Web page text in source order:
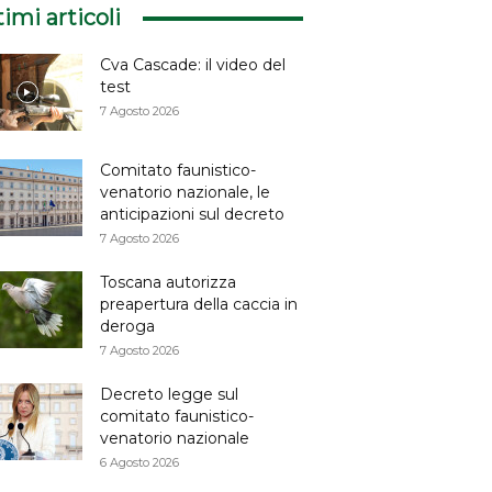
articoli
Cva Cascade: il video del
test
7 Agosto 2026
Comitato faunistico-
venatorio nazionale, le
anticipazioni sul decreto
7 Agosto 2026
Toscana autorizza
preapertura della caccia in
deroga
7 Agosto 2026
Decreto legge sul
comitato faunistico-
venatorio nazionale
6 Agosto 2026